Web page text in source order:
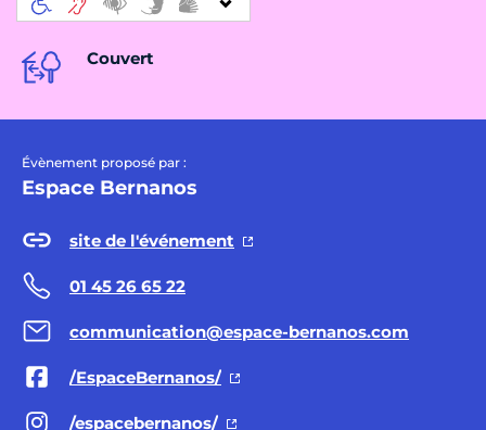
Couvert
Évènement proposé par :
Espace Bernanos
site de l'événement
01 45 26 65 22
communication@espace-bernanos.com
/EspaceBernanos/
/espacebernanos/